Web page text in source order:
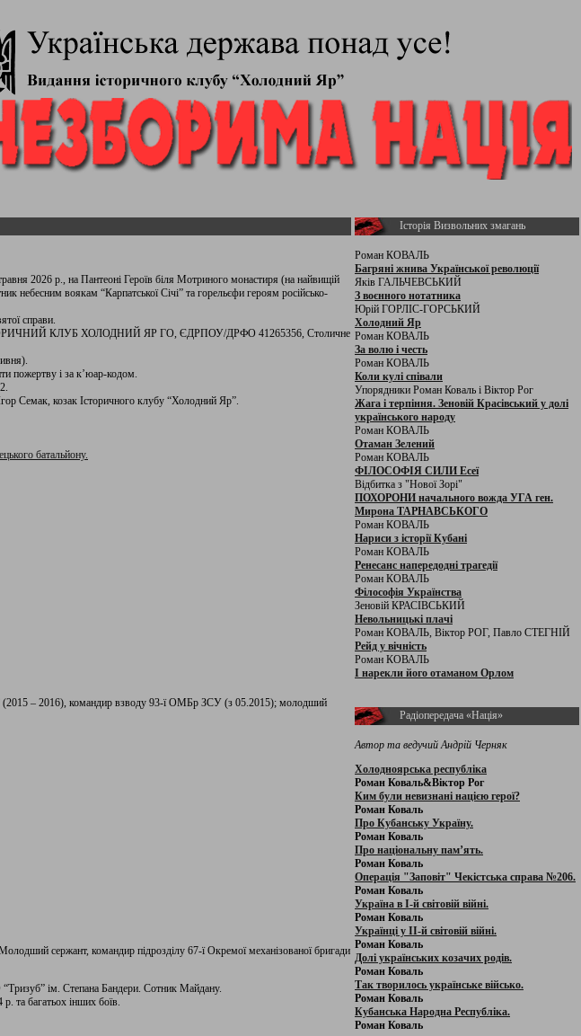
2026 р., на Пантеоні Героїв біля Мотриного монастиря (на найвищій
небесним воякам “Карпатської Січі” та горельєфи героям російсько-
справи.
КЛУБ ХОЛОДНИЙ ЯР ГО, ЄДРПОУ/ДРФО 41265356, Столичне
пожертву і за к’юар-кодом.
Семак, козак Історичного клубу “Холодний Яр”.
батальйону.
(2015 – 2016), командир взводу 93-ї ОМБр ЗСУ (з 05.2015); молодший
сержант, командир підрозділу 67-ї Окремої механізованої бригади
“Тризуб” ім. Степана Бандери. Сотник Майдану.
та багатьох інших боїв.
Історія Визвольних змагань
Роман КОВАЛЬ
Багряні жнива Української революції
Яків ГАЛЬЧЕВСЬКИЙ
З воєнного нотатника
Юрій ГОРЛІС-ГОРСЬКИЙ
Холодний Яр
Роман КОВАЛЬ
За волю і честь
Роман КОВАЛЬ
Коли кулі співали
Упорядники Роман Коваль і Віктор Рог
Жага і терпіння. Зеновій Красівський у долі
українського народу
Роман КОВАЛЬ
Отаман Зелений
Роман КОВАЛЬ
ФІЛОСОФІЯ СИЛИ Есеї
Відбитка з "Нової Зорі"
ПОХОРОНИ начального вожда УГА ген.
Мирона ТАРНАВСЬКОГО
Роман КОВАЛЬ
Нариси з історії Кубані
Роман КОВАЛЬ
Ренесанс напередодні трагедії
Роман КОВАЛЬ
Філософія Українства
Зеновій КРАСІВСЬКИЙ
Невольницькі плачі
Роман КОВАЛЬ, Віктор РОГ, Павло СТЕГНІЙ
Рейд у вічність
Роман КОВАЛЬ
І нарекли його отаманом Орлом
Радіопередача «Нація»
Автор та ведучий Андрій Черняк
Холодноярська республіка
Роман Коваль&Віктор Рог
Ким були невизнані нацією герої?
Роман Коваль
Про Кубанську Україну.
Роман Коваль
Про національну пам’ять.
Роман Коваль
Операція "Заповіт" Чекістська справа №206.
Роман Коваль
Україна в І-й світовій війні.
Роман Коваль
Українці у ІІ-й світовій війні.
Роман Коваль
Долі українських козачих родів.
Роман Коваль
Так творилось українське військо.
Роман Коваль
Кубанська Народна Республіка.
Роман Коваль